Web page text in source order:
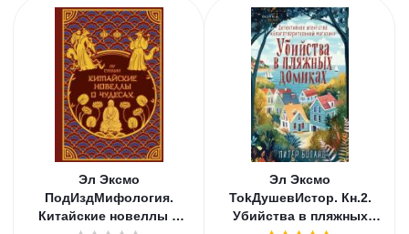
Эл Эксмо
ПодИздМифология.
Китайские новеллы о
Эл Эксмо
TokДушевИстор. Кн.2.
Убийства в пляжных